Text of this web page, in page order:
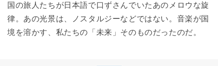
国の旅人たちが日本語で口ずさんでいたあのメロウな旋
律。あの光景は、ノスタルジーなどではない。音楽が国
境を溶かす、私たちの「未来」そのものだったのだ。